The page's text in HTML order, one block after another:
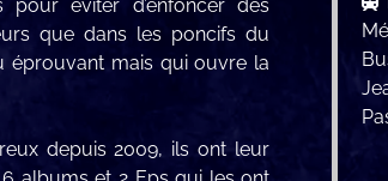
pour éviter d’enfoncer des
que dans les poncifs du
éprouvant mais qui ouvre la
depuis 2009, ils ont leur